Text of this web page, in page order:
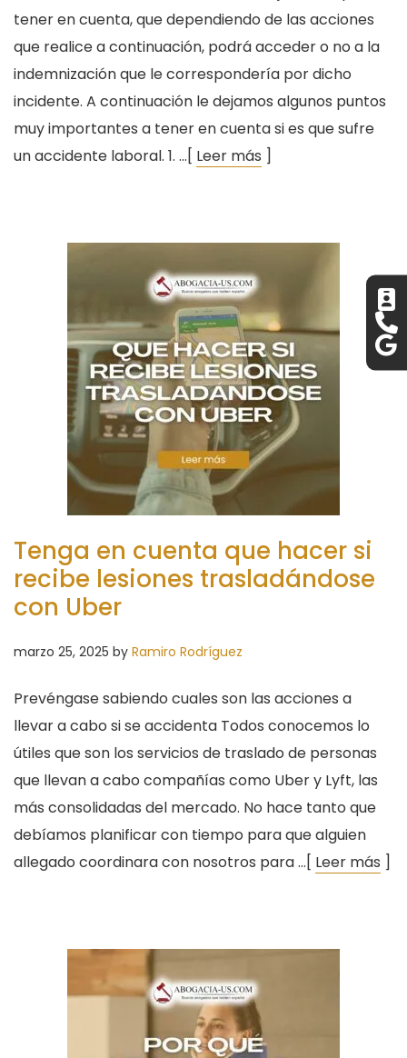
tener en cuenta, que dependiendo de las acciones
que realice a continuación, podrá acceder o no a la
indemnización que le correspondería por dicho
incidente. A continuación le dejamos algunos puntos
muy importantes a tener en cuenta si es que sufre
un accidente laboral. 1. …[ Leer más ]
Tenga en cuenta que hacer si
recibe lesiones trasladándose
con Uber
marzo 25, 2025 by Ramiro Rodríguez
Prevéngase sabiendo cuales son las acciones a
llevar a cabo si se accidenta Todos conocemos lo
útiles que son los servicios de traslado de personas
que llevan a cabo compañías como Uber y Lyft, las
más consolidadas del mercado. No hace tanto que
debíamos planificar con tiempo para que alguien
allegado coordinara con nosotros para …[ Leer más ]